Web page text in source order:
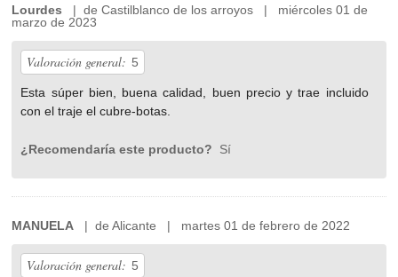
Lourdes | de Castilblanco de los arroyos | miércoles 01 de
marzo de 2023
Valoración general: 5
Esta súper bien, buena calidad, buen precio y trae incluido
con el traje el cubre-botas.
¿Recomendaría este producto? Sí
MANUELA | de Alicante | martes 01 de febrero de 2022
Valoración general: 5